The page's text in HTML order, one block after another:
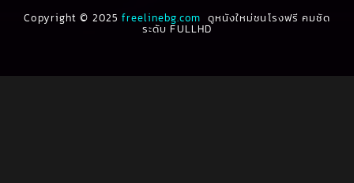
1991
1990
Copyright © 2025freelinebg.com ดูหนังใหม่ชนโรงฟรี คมชัด
ระดับ FULLHD